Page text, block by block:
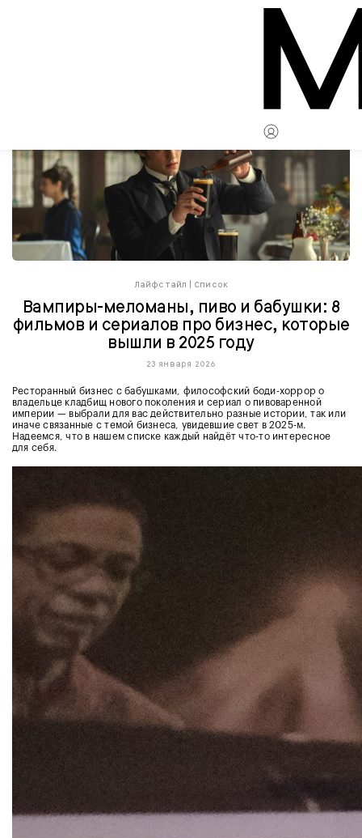
Лайфстайл Список
Вампиры-меломаны, пиво и бабушки: 8
фильмов и сериалов про бизнес, которые
вышли в 2025 году
23 января 2026
Ресторанный бизнес с бабушками, философский боди-хоррор о
владельце кладбищ нового поколения и сериал о пивоваренной
империи — выбрали для вас действительно разные истории, так или
иначе связанные с темой бизнеса, увидевшие свет в 2025-м.
Надеемся, что в нашем списке каждый найдёт что-то интересное
для себя.